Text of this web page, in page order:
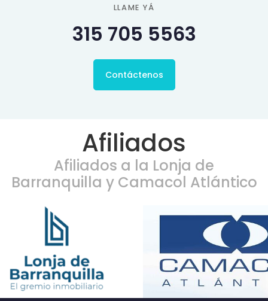
LLAME YÁ
315 705 5563
Contáctenos
Afiliados
Afiliados a la Lonja de
Barranquilla y Camacol Atlántico